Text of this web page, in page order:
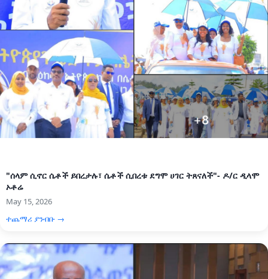
"ሰላም ሲኖር ሴቶች ይበረታሉ፣ ሴቶች ሲበረቱ ደግሞ ሀገር ትጸናለች"- ዶ/ር ዲላሞ
ኦቶሬ
May 15, 2026
ተጨማሪ ያንብቡ →